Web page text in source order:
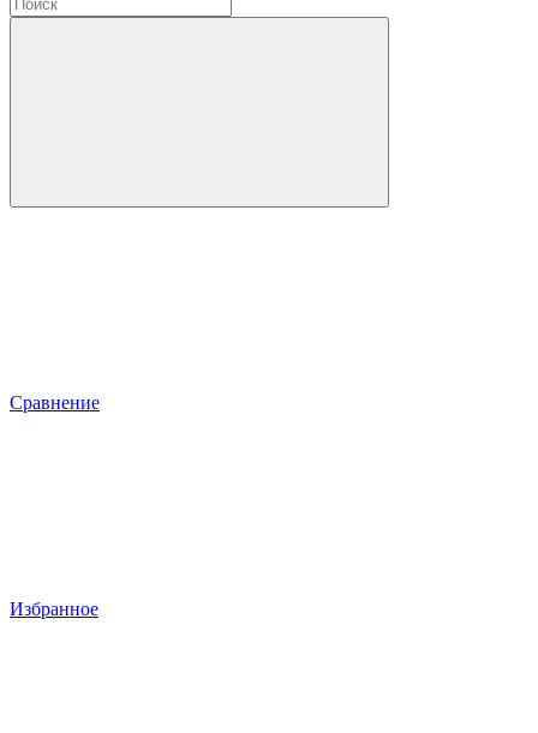
Сравнение
Избранное